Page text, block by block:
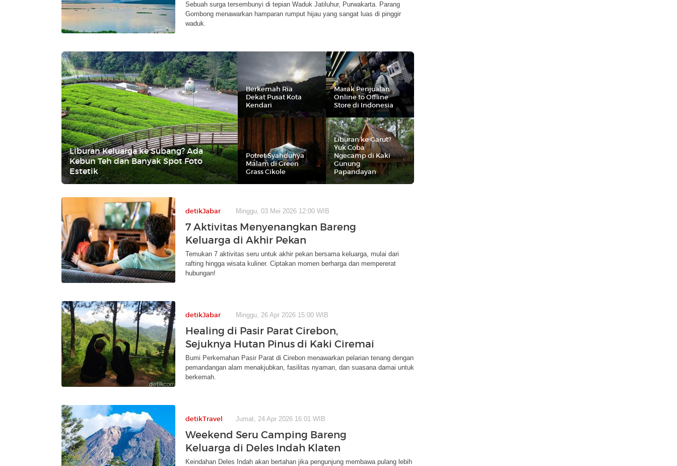
Sebuah surga tersembunyi di tepian Waduk Jatiluhur, Purwakarta. Parang
Gombong menawarkan hamparan rumput hijau yang sangat luas di pinggir
waduk.
Liburan Keluarga ke Subang? Ada
Kebun Teh dan Banyak Spot Foto
Estetik
Berkemah Ria
Dekat Pusat Kota
Kendari
Marak Penjualan
Online to Offline
Store di Indonesia
Potret Syahdunya
Malam di Green
Grass Cikole
Liburan ke Garut?
Yuk Coba
Ngecamp di Kaki
Gunung
Papandayan
detikJabar Minggu, 03 Mei 2026 12:00 WIB
7 Aktivitas Menyenangkan Bareng
Keluarga di Akhir Pekan
Temukan 7 aktivitas seru untuk akhir pekan bersama keluarga, mulai dari
rafting hingga wisata kuliner. Ciptakan momen berharga dan mempererat
hubungan!
detikJabar Minggu, 26 Apr 2026 15:00 WIB
Healing di Pasir Parat Cirebon,
Sejuknya Hutan Pinus di Kaki Ciremai
Bumi Perkemahan Pasir Parat di Cirebon menawarkan pelarian tenang dengan
pemandangan alam menakjubkan, fasilitas nyaman, dan suasana damai untuk
berkemah.
detikTravel Jumat, 24 Apr 2026 16:01 WIB
Weekend Seru Camping Bareng
Keluarga di Deles Indah Klaten
Keindahan Deles Indah akan bertahan jika pengunjung membawa pulang lebih